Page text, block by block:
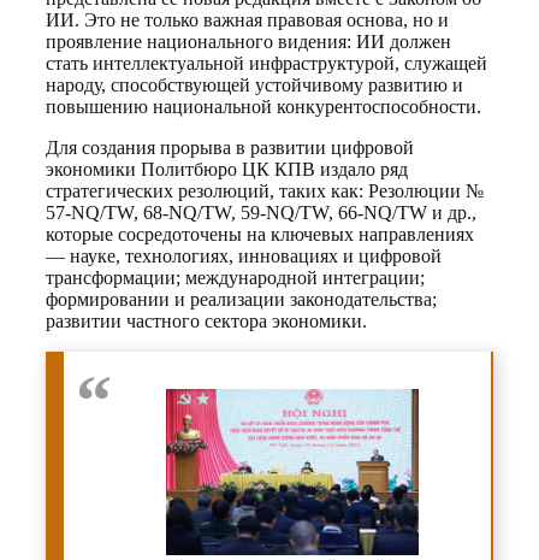
ИИ. Это не только важная правовая основа, но и
проявление национального видения: ИИ должен
стать интеллектуальной инфраструктурой, служащей
народу, способствующей устойчивому развитию и
повышению национальной конкурентоспособности.
Для создания прорыва в развитии цифровой
экономики Политбюро ЦК КПВ издало ряд
стратегических резолюций, таких как: Резолюции №
57-NQ/TW, 68-NQ/TW, 59-NQ/TW, 66-NQ/TW и др.,
которые сосредоточены на ключевых направлениях
— науке, технологиях, инновациях и цифровой
трансформации; международной интеграции;
формировании и реализации законодательства;
развитии частного сектора экономики.